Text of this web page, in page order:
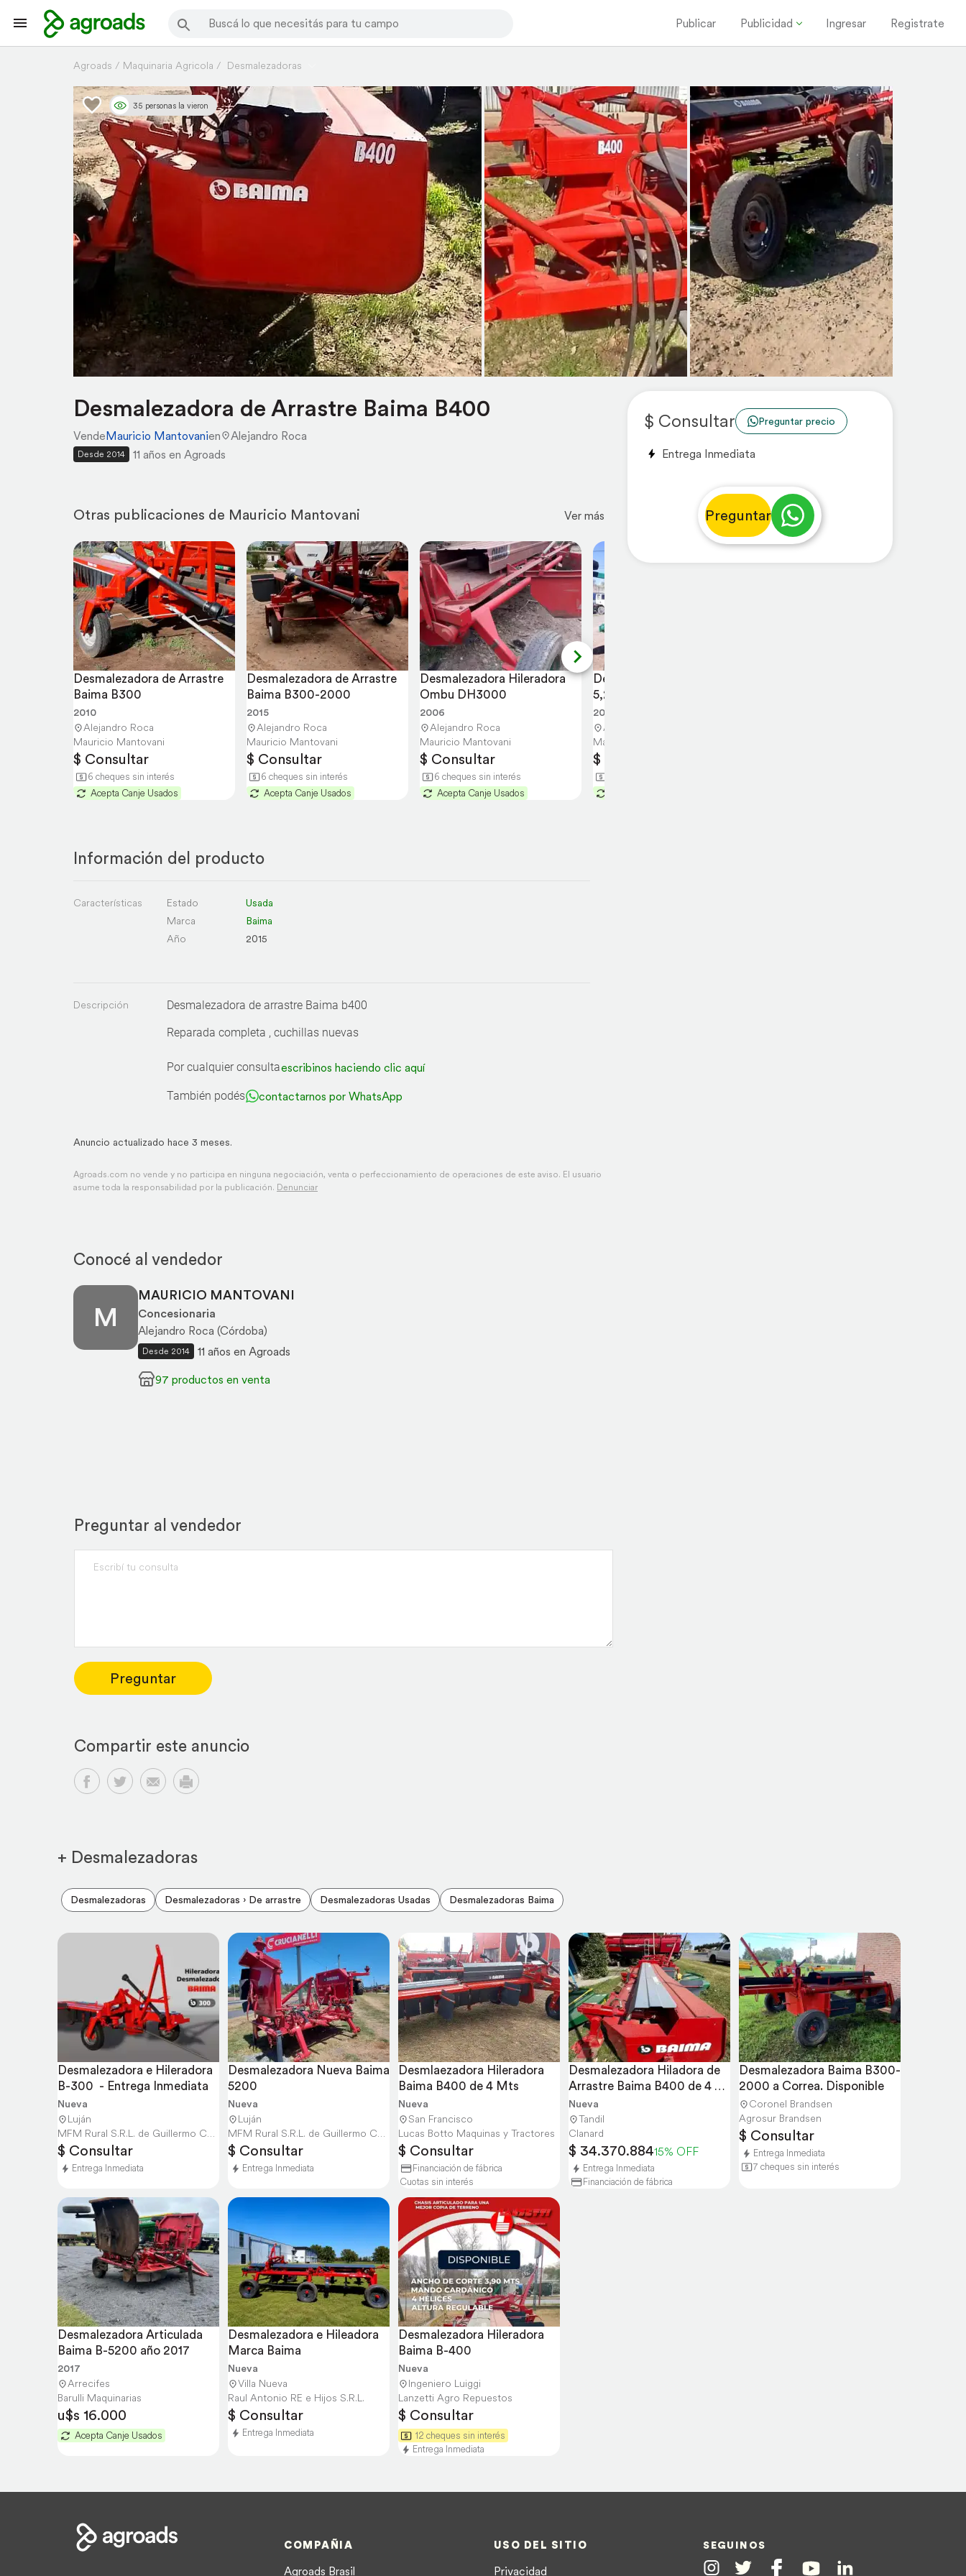
Publicar Publicidad Ingresar Registrate
Agroads Maquinaria Agricola Desmalezadoras
35 personas la vieron
Desmalezadora de Arrastre Baima B400
VendeMauricio Mantovanien Alejandro Roca
Desde 2014 11 años en Agroads
Otras publicaciones de Mauricio Mantovani Ver más
Desmalezadora de Arrastre
Baima B300
2010
Alejandro Roca
Mauricio Mantovani
$ Consultar
6 cheques sin interés
Acepta Canje Usados
Desmalezadora de Arrastre
Baima B300-2000
2015
Alejandro Roca
Mauricio Mantovani
$ Consultar
6 cheques sin interés
Acepta Canje Usados
Desmalezadora Hileradora
Ombu DH3000
2006
Alejandro Roca
Mauricio Mantovani
$ Consultar
6 cheques sin interés
Acepta Canje Usados
Desmalezadora de Grande de
5,20 Mts
2010
Alejandro Roca
Mauricio Mantovani
$ Consultar
Información del producto
Características Estado
Usada
Marca
Baima
Año
2015
Descripción
Desmalezadora de arrastre Baima b400
Reparada completa , cuchillas nuevas
Por cualquier consultaescribinos haciendo clic aquí
También podés contactarnos por WhatsApp
Anuncio actualizado hace 3 meses.
Agroads.com no vende y no participa en ninguna negociación, venta o perfeccionamiento de operaciones de este aviso. El usuario
asume toda la responsabilidad por la publicación. Denunciar
Conocé al vendedor
M
MAURICIO MANTOVANI
Concesionaria
Alejandro Roca (Córdoba)
Desde 2014
11 años en Agroads
97 productos en venta
$ Consultar Preguntar precio
Entrega Inmediata
Preguntar
Preguntar al vendedor
Preguntar
Compartir este anuncio
Compartir en Facebook
Compartir en Twitter
Compartir por email
Imprimir
+ Desmalezadoras
Desmalezadoras Desmalezadoras › De arrastre Desmalezadoras Usadas Desmalezadoras Baima
Desmalezadora e Hileradora
B-300  - Entrega Inmediata
Nueva
Luján
MFM Rural S.R.L. de Guillermo Culacciati e HI
$ Consultar
Entrega Inmediata
Desmalezadora Nueva Baima
5200
Nueva
Luján
MFM Rural S.R.L. de Guillermo Culacciati e HI
$ Consultar
Entrega Inmediata
Desmlaezadora Hileradora
Baima B400 de 4 Mts
Nueva
San Francisco
Lucas Botto Maquinas y Tractores
$ Consultar
Financiación de fábrica
Cuotas sin interés
Desmalezadora Hiladora de
Arrastre Baima B400 de 4
Mts
Nueva
Tandil
Clanard
$ 34.370.88415% OFF
Entrega Inmediata
Financiación de fábrica
Desmalezadora Baima B300-
2000 a Correa. Disponible
Coronel Brandsen
Agrosur Brandsen
$ Consultar
Entrega Inmediata
7 cheques sin interés
Desmalezadora Articulada
Baima B-5200 año 2017
2017
Arrecifes
Barulli Maquinarias
u$s 16.000
Acepta Canje Usados
Desmalezadora e Hileadora
Marca Baima
Nueva
Villa Nueva
Raul Antonio RE e Hijos S.R.L.
$ Consultar
Entrega Inmediata
Desmalezadora Hileradora
Baima B-400
Nueva
Ingeniero Luiggi
Lanzetti Agro Repuestos
$ Consultar
12 cheques sin interés
Entrega Inmediata
COMPAÑIA
Agroads Brasil
USO DEL SITIO
Privacidad
SEGUINOS